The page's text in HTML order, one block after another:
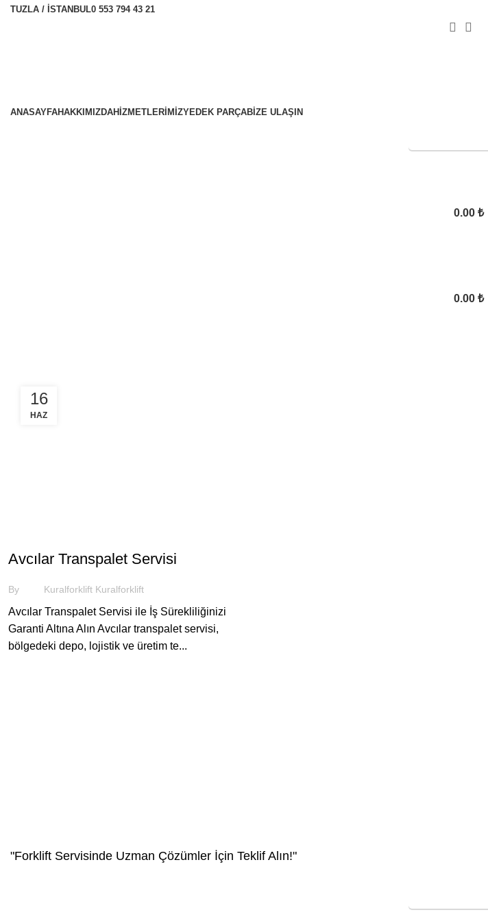
TUZLA / İSTANBUL0 553 794 43 21
ANASAYFAHAKKIMIZDAHİZMETLERİMİZYEDEK PARÇABİZE ULAŞIN
SERVİS TALEBİ
0.00 ₺
0.00 ₺
16
HAZ
Avcılar Transpalet Servisi
By Kuralforklift Kuralforklift
Avcılar Transpalet Servisi ile İş Sürekliliğinizi
Garanti Altına Alın Avcılar transpalet servisi,
bölgedeki depo, lojistik ve üretim te...
"Forklift Servisinde Uzman Çözümler İçin Teklif Alın!"
SERVİS TALEBİ